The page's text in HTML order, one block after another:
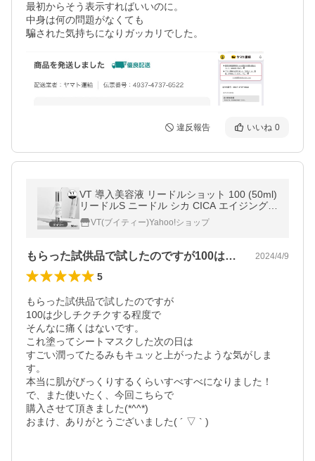
最初からそう表示すればいいのに。
中身は何の問題がなくても
違反報告 いいね 0
VT 導入美容液 リードルショット 100 (50ml)
リードルS ニードル シカ CICA エイジングケ
ア うるおい 角質ケア
VT(ブイティー)Yahoo!ショップ
もらった試供品で試したのですが100は… 2024/4/9
5
もらった試供品で試したのですが
100は少しチクチクする程度で
そんなに痛くはないです。
これ塗ってシートマスクした次の日は
すごい潤ってたるみもキュッと上がったような気がしま
す。
本当に肌がびっくりするくらいすべすべになりました！
で、また使いたく、今回こちらで
購入させて頂きました(*^^*)
おまけ、ありがとうございました( ´ ▽ ` )